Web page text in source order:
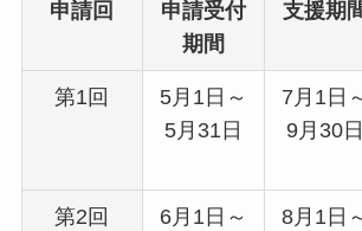
申請回
申請受付
期間
支援期
第1回
5月1日～
5月31日
7月1日
9月30日
第2回
6月1日～
8月1日